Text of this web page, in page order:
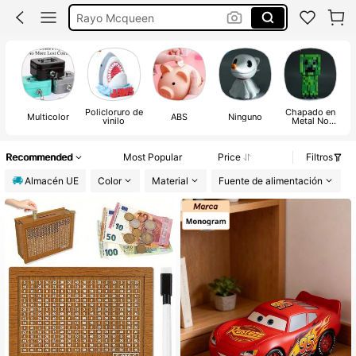
Uchas De Dinero
Hucha
Multicolor Policloruro de
vinilo ABS Ninguno Chapado en
Metal No
Recommended Most Popular Price
Filtros
Almacén UE
Color Material Fuente de alimentación